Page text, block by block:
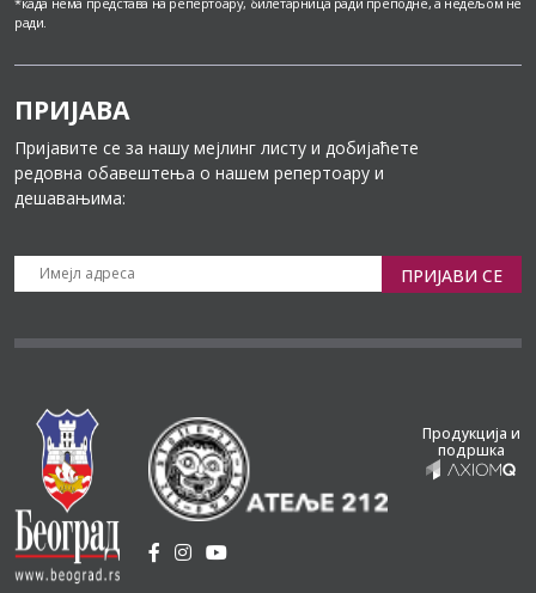
ради.
ПРИЈАВА
Пријавите се за нашу мејлинг листу и добијаћете
редовна обавештења о нашем репертоару и
дешавањима:
ПРИЈАВИ СЕ
Продукција и
подршка